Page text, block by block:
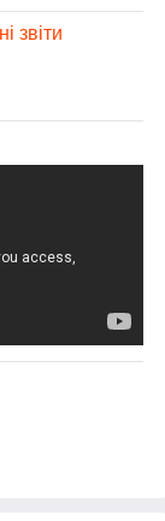
звіти